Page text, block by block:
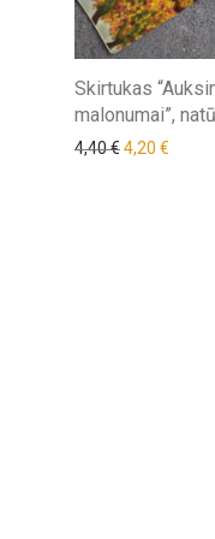
Skirtukas
malonumai”,
4,40€Original
4,20 €